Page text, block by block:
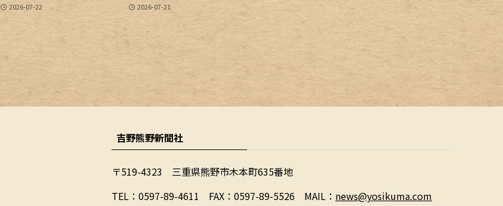
2026-07-22 2026-07-21
吉野熊野新聞社
〒519-4323 三重県熊野市木本町635番地
​TEL：0597-89-4611 FAX：0597-89-5526 MAIL： news@yosikuma.com